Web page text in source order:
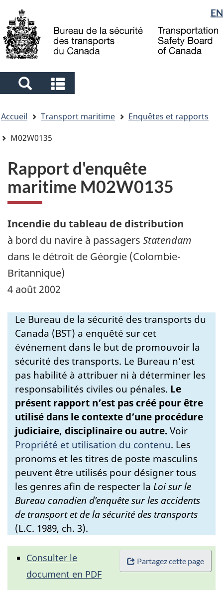
to
main
to
"About
government"
à
la
Sélection
de
la
langue
EN
Search
and
menus
and
menus
êtes
ici
Accueil Transport maritime
Enquêtes et rapports
M02W0135
Rapport d'enquête
maritime M02W0135
Incendie du tableau de distribution
à bord du navire à passagers Statendam
dans le détroit de Géorgie (Colombie-
Britannique)
4 août 2002
Le Bureau de la sécurité des transports du
Canada (BST) a enquêté sur cet
événement dans le but de promouvoir la
sécurité des transports. Le Bureau n’est
pas habilité à attribuer ni à déterminer les
responsabilités civiles ou pénales. Le
présent rapport n’est pas créé pour être
utilisé dans le contexte d’une procédure
judiciaire, disciplinaire ou autre.Voir
Propriété et utilisation du contenu. Les
pronoms et les titres de poste masculins
peuvent être utilisés pour désigner tous
les genres afin de respecter la Loi sur le
Bureau canadien d’enquête sur les accidents
de transport et de la sécurité des transports
(L.C. 1989, ch. 3).
Partagez cette page
Consulter le
document en PDF